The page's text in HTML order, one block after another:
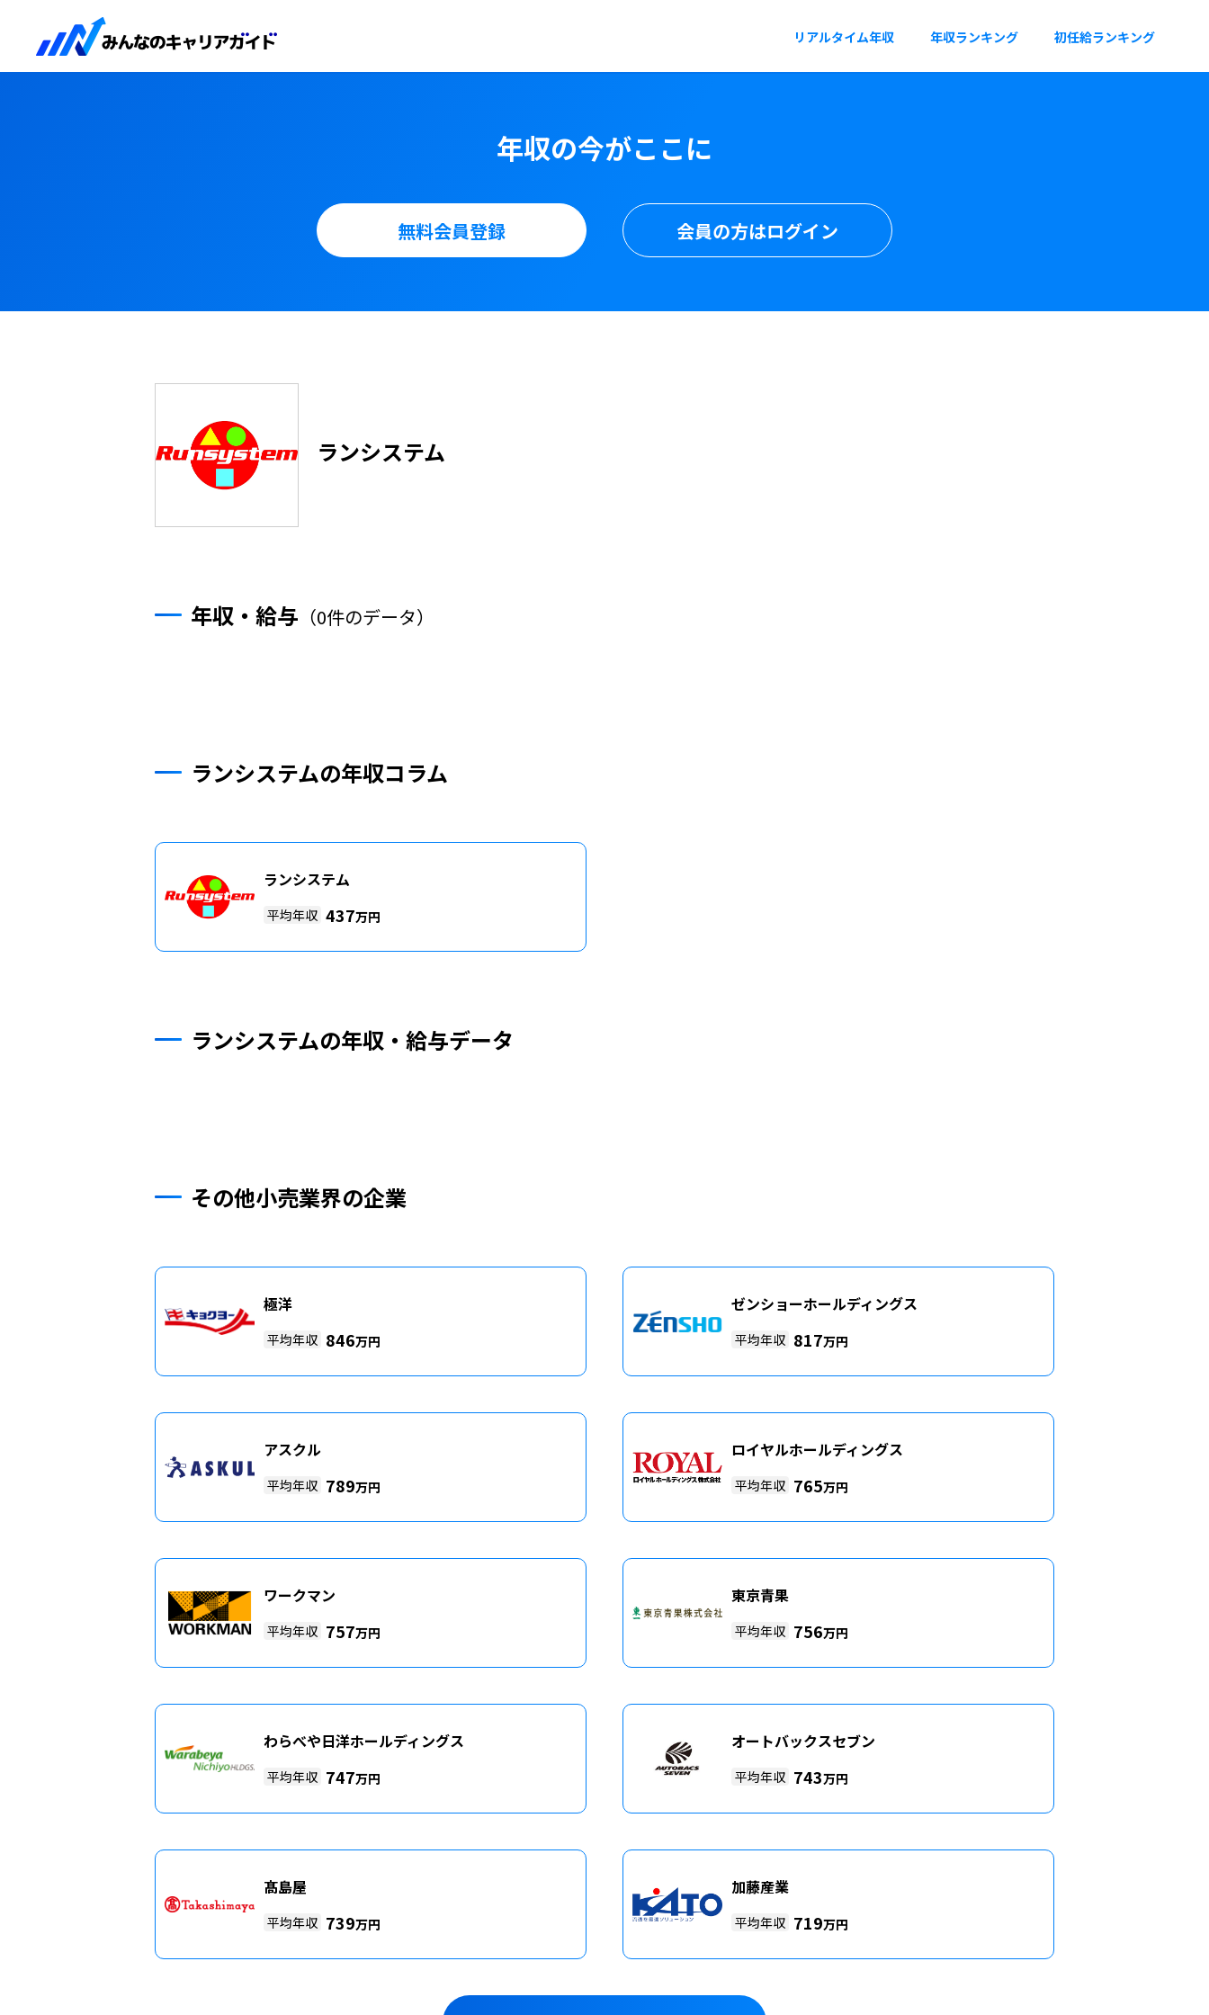
リアルタイム年収 年収ランキング 初任給ランキング
年収の今がここに
無料会員登録 会員の方はログイン
ランシステム
年収・給与 （0件のデータ）
ランシステムの年収コラム
ランシステム
平均年収 437万円
ランシステムの年収・給与データ
その他小売業界の企業
極洋
平均年収 846万円
ゼンショーホールディングス
平均年収 817万円
アスクル
平均年収 789万円
ロイヤルホールディングス
平均年収 765万円
ワークマン
平均年収 757万円
東京青果
平均年収 756万円
わらべや日洋ホールディングス
平均年収 747万円
オートバックスセブン
平均年収 743万円
髙島屋
平均年収 739万円
加藤産業
平均年収 719万円